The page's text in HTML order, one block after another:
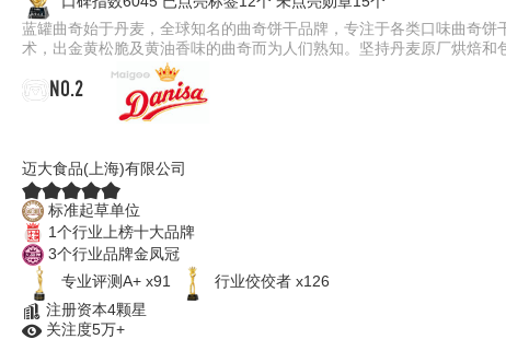
蓝罐曲奇始于丹麦，全球知名的曲奇饼干品牌，专注于各类口味曲奇
术，出金黄松脆及黄油香味的曲奇而为人们熟知。坚持丹麦原厂烘焙和
NO.2
迈大食品(上海)有限公司
标准起草单位
1个行业上榜十大品牌
3个行业品牌金凤冠
专业评测A+ x91
行业佼佼者 x126
注册资本4颗星
关注度5万+